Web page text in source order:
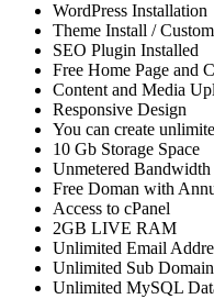
WordPress Installation
Theme Install /
SEO Plugin Installed
Free Home Page and
Content and Media
Responsive Design
You can create
10 Gb Storage Space
Unmetered Bandwidth
Free Doman with
Access to cPanel
2GB LIVE RAM
Unlimited Email
Unlimited Sub
Unlimited MySQL